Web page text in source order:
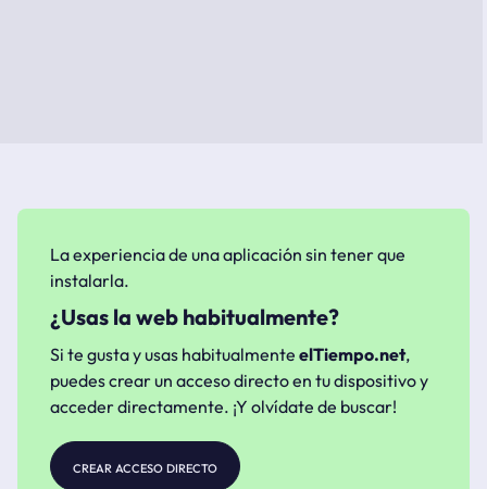
La experiencia de una aplicación sin tener que
instalarla.
¿Usas la web habitualmente?
Si te gusta y usas habitualmente elTiempo.net,
puedes crear un acceso directo en tu dispositivo y
acceder directamente. ¡Y olvídate de buscar!
crear acceso directo